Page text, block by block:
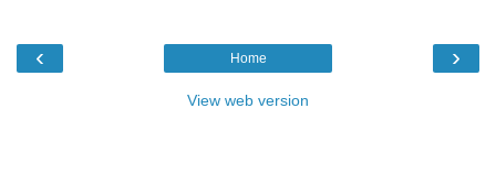
‹ ›
Home
View web version